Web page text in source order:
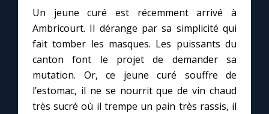
Le site internet
Questions-réponses
Prier au quotidien
Un jeune curé est récemment arrivé à
Ambricourt. Il dérange par sa simplicité qui
fait tomber les masques. Les puissants du
canton font le projet de demander sa
mutation. Or, ce jeune curé souffre de
l’estomac, il ne se nourrit que de vin chaud
très sucré où il trempe un pain très rassis, il